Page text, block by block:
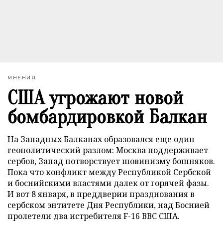
МНЕНИЯ
США угрожают новой
бомбардировкой Балкан
На Западных Балканах образовался еще один
геополитический разлом: Москва поддерживает
сербов, Запад потворствует шовинизму бошняков.
Пока что конфликт между Республикой Сербской
и боснийскими властями далек от горячей фазы.
И вот 8 января, в преддверии празднования в
сербском энтитете Дня Республики, над Боснией
пролетели два истребителя F-16 ВВС США.